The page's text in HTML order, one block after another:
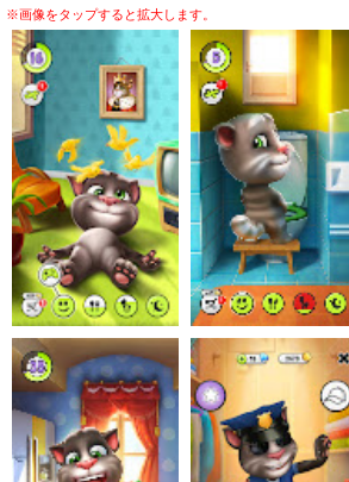
※画像をタップすると拡大します。